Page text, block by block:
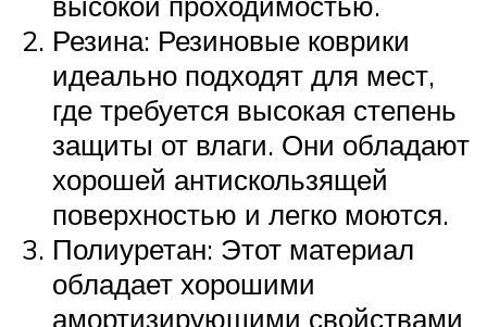
Резина: Резиновые коврики
идеально подходят для мест,
где требуется высокая степень
защиты от влаги. Они обладают
хорошей антискользящей
поверхностью и легко моются.
Полиуретан: Этот материал
обладает хорошими
амортизирующими свойствами